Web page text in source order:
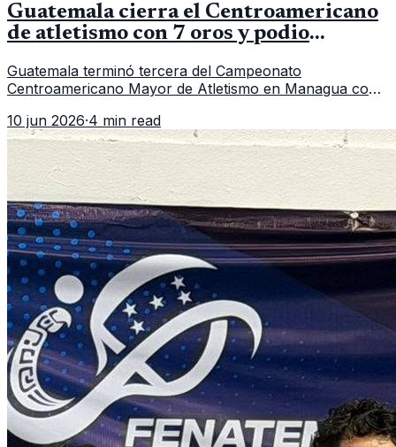
Guatemala cierra el Centroamericano
de atletismo con 7 oros y podio
Guatemala terminó tercera del Campeonato
Centroamericano Mayor de Atletismo en Managua con
de CDAG.
10 jun 2026·4 min read